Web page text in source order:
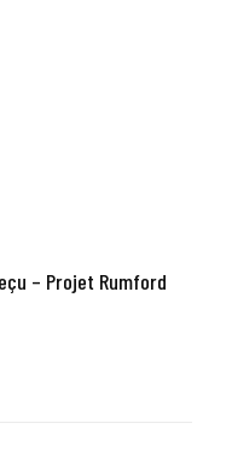
– Projet Rumford